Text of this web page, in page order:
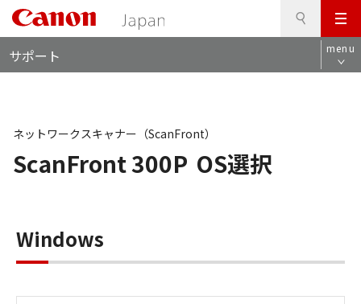
メ
ニ
ュ
サポート menu
ScanFront 300P OS選択
ネットワークスキャナー（ScanFront）
Windows